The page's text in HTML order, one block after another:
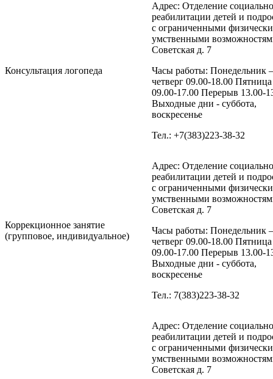
Консультация логопеда
Адрес: Отделение
реабилитации детей и
с ограниченными
умственными
Советская д. 7
Часы работы: Понедельник –
четверг 09.00-18.00 Пятница
09.00-17.00 Перерыв 13.00-
Выходные дни - суббота,
воскресенье
Тел.: +7(383)223-38-32
Коррекционное занятие
(групповое, индивидуальное)
Адрес: Отделение
реабилитации детей и
с ограниченными
умственными
Советская д. 7
Часы работы: Понедельник –
четверг 09.00-18.00 Пятница
09.00-17.00 Перерыв 13.00-
Выходные дни - суббота,
воскресенье
Тел.: 7(383)223-38-32
Адрес: Отделение
реабилитации детей и
с ограниченными
умственными
Советская д. 7